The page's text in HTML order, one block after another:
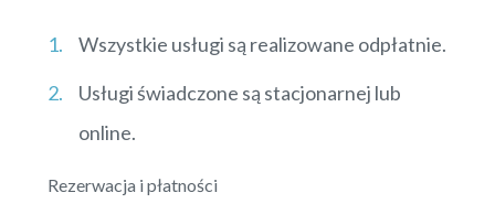
Wszystkie usługi są realizowane odpłatnie.
Usługi świadczone są stacjonarnej lub
online.
Rezerwacja i płatności